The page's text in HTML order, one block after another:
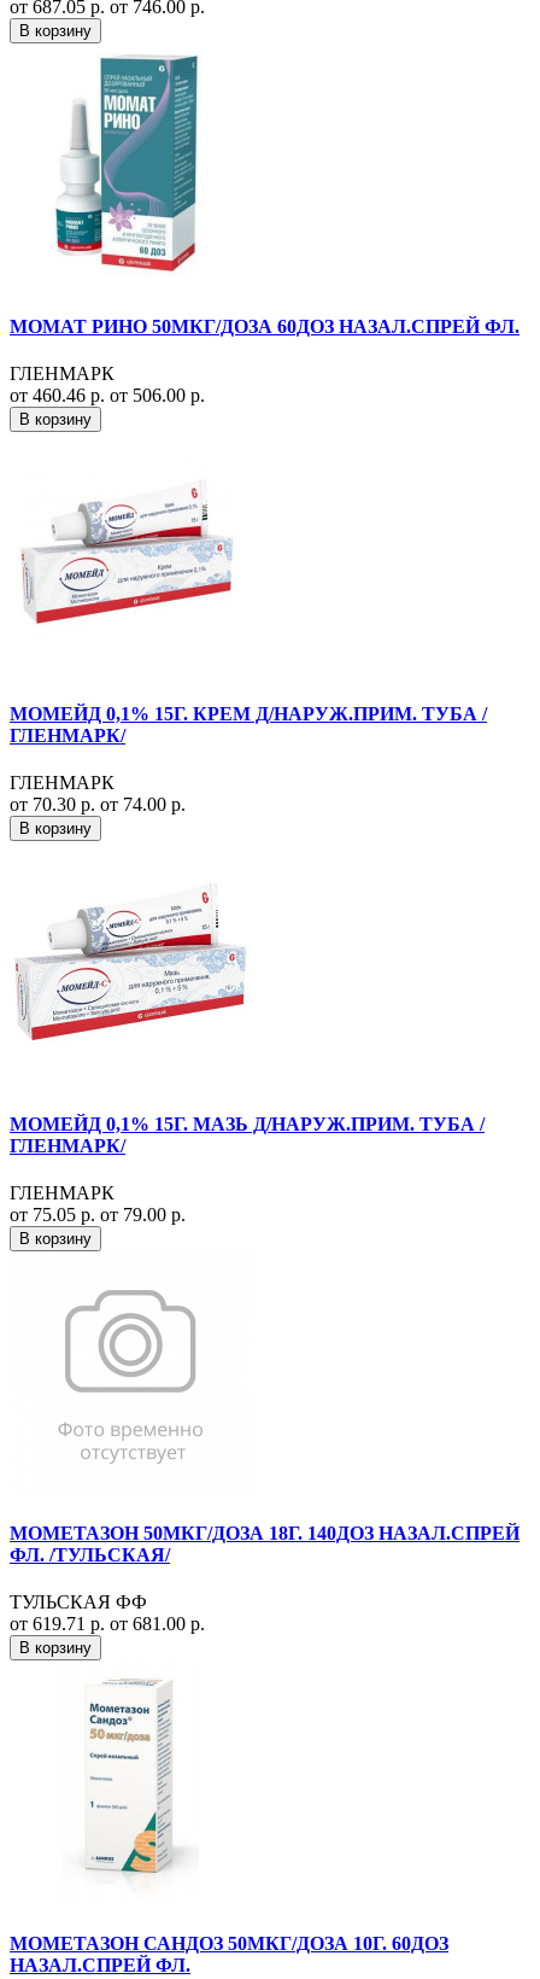
от 687.05 р. от 746.00 р.
В корзину
МОМАТ РИНО 50МКГ/ДОЗА 60ДОЗ НАЗАЛ.СПРЕЙ ФЛ.
ГЛЕНМАРК
от 460.46 р. от 506.00 р.
В корзину
МОМЕЙД 0,1% 15Г. КРЕМ Д/НАРУЖ.ПРИМ. ТУБА /
ГЛЕНМАРК/
ГЛЕНМАРК
от 70.30 р. от 74.00 р.
В корзину
МОМЕЙД 0,1% 15Г. МАЗЬ Д/НАРУЖ.ПРИМ. ТУБА /
ГЛЕНМАРК/
ГЛЕНМАРК
от 75.05 р. от 79.00 р.
В корзину
МОМЕТАЗОН 50МКГ/ДОЗА 18Г. 140ДОЗ НАЗАЛ.СПРЕЙ
ФЛ. /ТУЛЬСКАЯ/
ТУЛЬСКАЯ ФФ
от 619.71 р. от 681.00 р.
В корзину
МОМЕТАЗОН САНДОЗ 50МКГ/ДОЗА 10Г. 60ДОЗ
НАЗАЛ.СПРЕЙ ФЛ.